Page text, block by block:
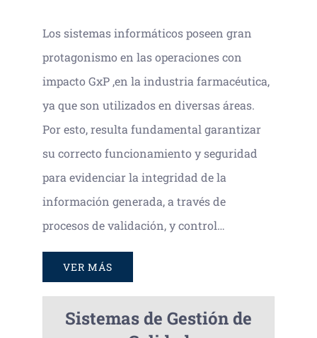
Los sistemas informáticos poseen gran
protagonismo en las operaciones con
impacto GxP ,en la industria farmacéutica,
ya que son utilizados en diversas áreas.
Por esto, resulta fundamental garantizar
su correcto funcionamiento y seguridad
para evidenciar la integridad de la
información generada, a través de
procesos de validación, y control…
VER MÁS
Sistemas de Gestión de